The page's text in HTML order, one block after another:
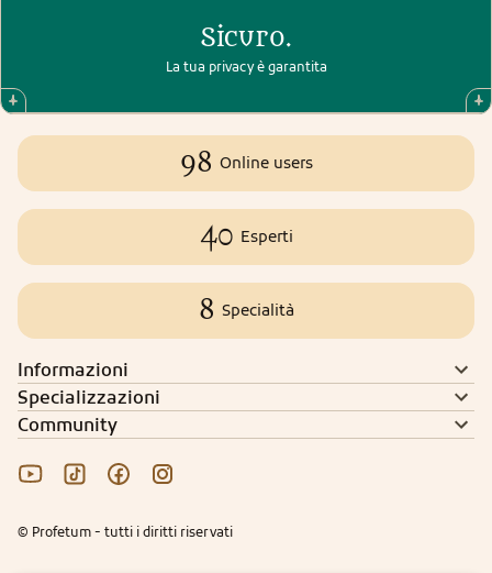
Sicuro.
La tua privacy è garantita
98 Online users
40 Esperti
8 Specialità
Informazioni
Specializzazioni
Community
© Profetum - tutti i diritti riservati